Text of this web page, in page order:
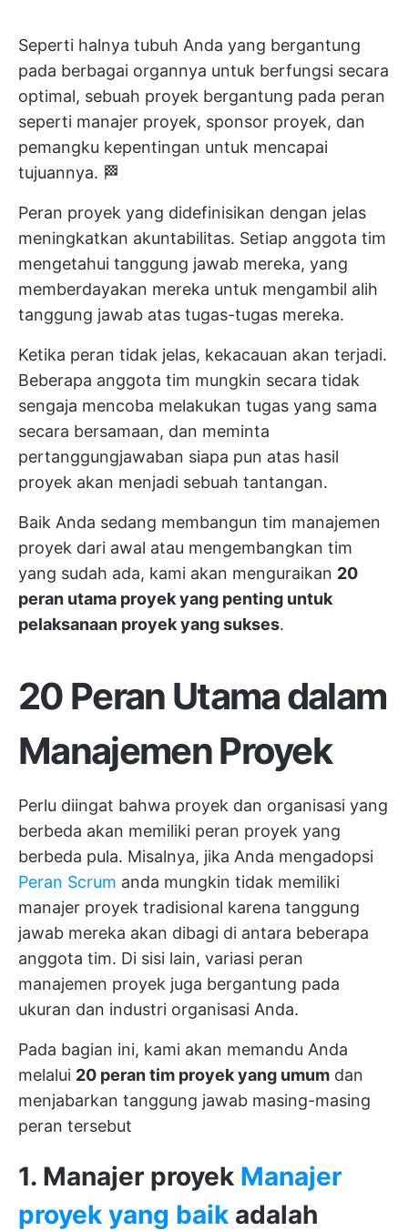
Seperti halnya tubuh Anda yang bergantung
pada berbagai organnya untuk berfungsi secara
optimal, sebuah proyek bergantung pada peran
seperti manajer proyek, sponsor proyek, dan
pemangku kepentingan untuk mencapai
tujuannya. 🏁
Peran proyek yang didefinisikan dengan jelas
meningkatkan akuntabilitas. Setiap anggota tim
mengetahui tanggung jawab mereka, yang
memberdayakan mereka untuk mengambil alih
tanggung jawab atas tugas-tugas mereka.
Ketika peran tidak jelas, kekacauan akan terjadi.
Beberapa anggota tim mungkin secara tidak
sengaja mencoba melakukan tugas yang sama
secara bersamaan, dan meminta
pertanggungjawaban siapa pun atas hasil
proyek akan menjadi sebuah tantangan.
Baik Anda sedang membangun tim manajemen
proyek dari awal atau mengembangkan tim
yang sudah ada, kami akan menguraikan 20
peran utama proyek yang penting untuk
pelaksanaan proyek yang sukses.
20 Peran Utama dalam
Manajemen Proyek
Perlu diingat bahwa proyek dan organisasi yang
berbeda akan memiliki peran proyek yang
berbeda pula. Misalnya, jika Anda mengadopsi
Peran Scrum anda mungkin tidak memiliki
manajer proyek tradisional karena tanggung
jawab mereka akan dibagi di antara beberapa
anggota tim. Di sisi lain, variasi peran
manajemen proyek juga bergantung pada
ukuran dan industri organisasi Anda.
Pada bagian ini, kami akan memandu Anda
melalui 20 peran tim proyek yang umum dan
menjabarkan tanggung jawab masing-masing
peran tersebut
1. Manajer proyek Manajer
proyek yang baik adalah